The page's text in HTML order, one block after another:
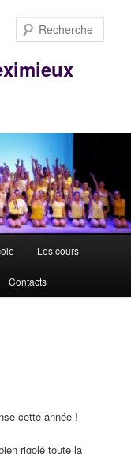
Les cours
Contacts
cette année !
rigolé toute la